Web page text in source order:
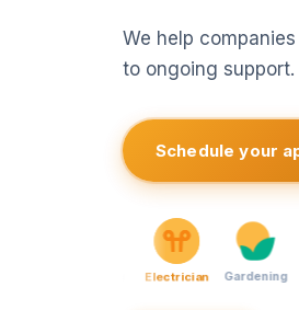
We help
to ongoing support.
Schedule your
Bike rental Cleaning